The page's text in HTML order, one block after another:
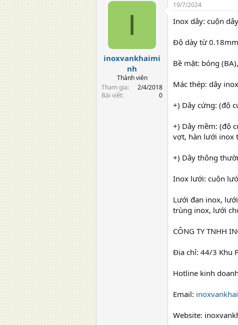
I
inoxvankhaimi
nh
Thành viên
Tham gia
2/4/2018
Bài viết
0
19/7/2024
Inox dây: cuộn
Độ dày từ
Bề mặt: bóng
Mác thép: dây
+) Dây cứng: (độ
+) Dây mềm: (độ
vợt, hàn lưới inox
+) Dây thông
Inox lưới: cuộn
Lưới đan inox,
trùng inox, lưới
CÔNG TY TNHH
Địa chỉ: 44/3 Khu
Hotline kinh
Email:
Website: